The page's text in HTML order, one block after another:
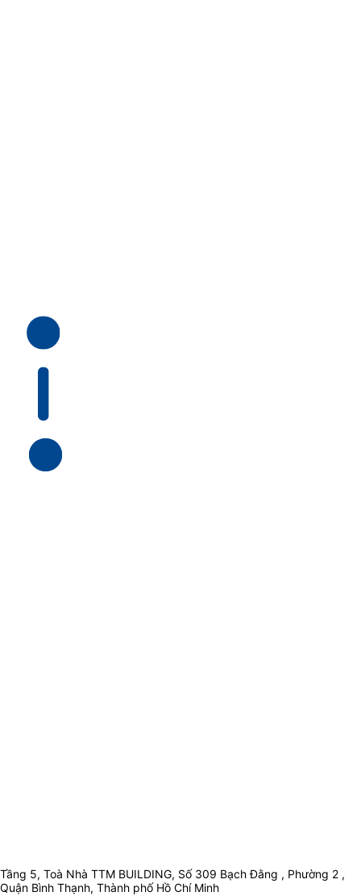
Tầng 5, Toà Nhà TTM BUILDING, Số 309 Bạch Đằng , Phường 2 ,
Quận Bình Thạnh, Thành phố Hồ Chí Minh